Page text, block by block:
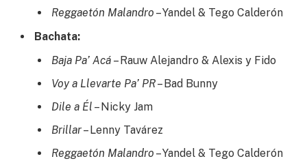
Reggaetón Malandro – Yandel & Tego Calderón
Bachata:
Baja Pa’ Acá – Rauw Alejandro & Alexis y Fido
Voy a Llevarte Pa’ PR– Bad Bunny
Dile a Él – Nicky Jam
Brillar– Lenny Tavárez
Reggaetón Malandro – Yandel & Tego Calderón